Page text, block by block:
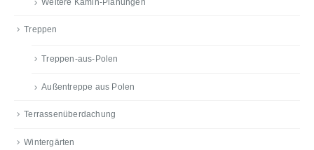
Weitere Kamin-Planungen
Treppen
Treppen-aus-Polen
Außentreppe aus Polen
Terrassenüberdachung
Wintergärten